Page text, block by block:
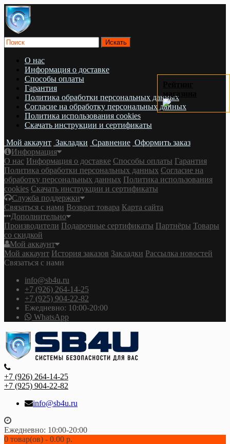
О нас
Информация о доставке
Cпособы оплаты
Гарантия
Политика обработки персональных данных
Согласие на обработку персональных данных
Политика использования cookies
Скачать инструкции и сертификаты
Мой аккаунт Закладки Сравнение Оформить заказ
Информация
О нас Информация о доставке Cпособы оплаты Гарантия
Политика обработки персональных данных Согласие на
обработку персональных данных Политика использования
cookies Скачать инструкции и сертификаты
Служба поддержки
Связаться с нами Возврат товара Карта сайта
Дополнительно
Производители Подарочные сертификаты Партнёры Товары
со скидкой
Мой аккаунт
Мой аккаунт История заказов Закладки Рассылка новостей
Связаться с нами
info@sb4u.ru
+7 (926) 264-14-25
+7 (925) 904-22-82
Ежедневно: 10:00-20:00
WhatsApp
+7 (926) 264-14-25
+7 (925) 904-22-82
info@sb4u.ru
Ежедневно: 10:00-20:00
0 товар(ов) - 0.00 р.